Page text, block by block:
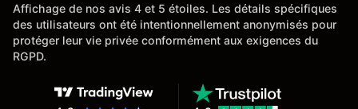
Affichage de nos avis 4 et 5 étoiles. Les détails spécifiques
des utilisateurs ont été intentionnellement anonymisés pour
protéger leur vie privée conformément aux exigences du
RGPD.